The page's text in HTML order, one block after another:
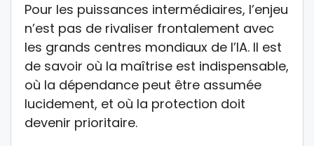
Pour les puissances intermédiaires, l’enjeu
n’est pas de rivaliser frontalement avec
les grands centres mondiaux de l’IA. Il est
de savoir où la maîtrise est indispensable,
où la dépendance peut être assumée
lucidement, et où la protection doit
devenir prioritaire.